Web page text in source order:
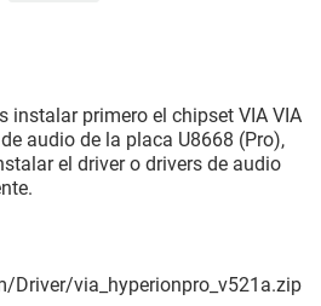
instalar primero el chipset VIA VIA
audio de la placa U8668 (Pro),
el driver o drivers de audio
Driver/via_hyperionpro_v521a.zip